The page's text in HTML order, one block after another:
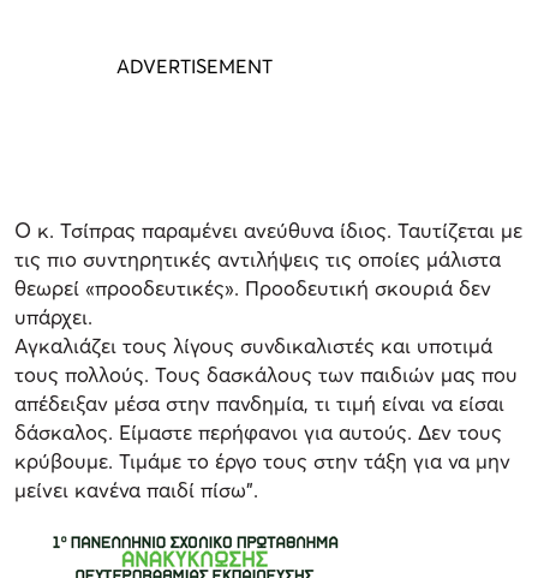
Ο κ. Τσίπρας παραμένει ανεύθυνα ίδιος. Ταυτίζεται με
τις πιο συντηρητικές αντιλήψεις τις οποίες μάλιστα
θεωρεί «προοδευτικές». Προοδευτική σκουριά δεν
υπάρχει.
Αγκαλιάζει τους λίγους συνδικαλιστές και υποτιμά
τους πολλούς. Τους δασκάλους των παιδιών μας που
απέδειξαν μέσα στην πανδημία, τι τιμή είναι να είσαι
δάσκαλος. Είμαστε περήφανοι για αυτούς. Δεν τους
κρύβουμε. Τιμάμε το έργο τους στην τάξη για να μην
μείνει κανένα παιδί πίσω”.